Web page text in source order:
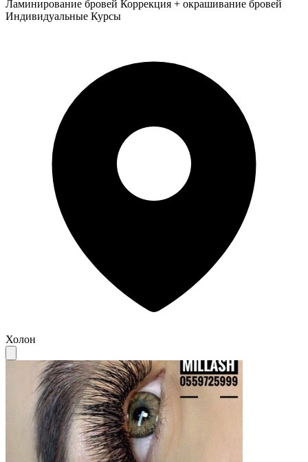
Ламинирование бровей Коррекция + окрашивание бровей
Индивидуальные Курсы
Холон